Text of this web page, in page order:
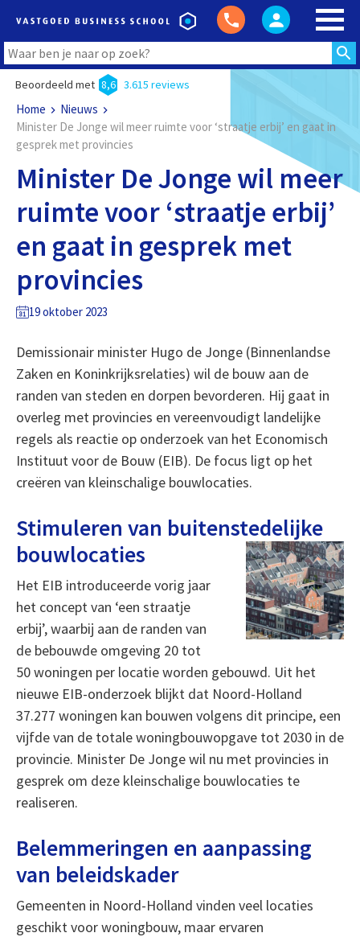
Beoordeeld met 8,6 3.615 reviews
Home
Nieuws
Minister De Jonge wil meer ruimte voor ‘straatje erbij’ en gaat in
gesprek met provincies
Minister De Jonge wil meer
ruimte voor ‘straatje erbij’
en gaat in gesprek met
provincies
19 oktober 2023
Demissionair minister Hugo de Jonge (Binnenlandse
Zaken en Koninkrijksrelaties) wil de bouw aan de
randen van steden en dorpen bevorderen. Hij gaat in
overleg met provincies en vereenvoudigt landelijke
regels als reactie op onderzoek van het Economisch
Instituut voor de Bouw (EIB). De focus ligt op het
creëren van kleinschalige bouwlocaties.
Stimuleren van buitenstedelijke
bouwlocaties
Het EIB introduceerde vorig jaar
het concept van ‘een straatje
erbij’, waarbij aan de randen van
de bebouwde omgeving 20 tot
50 woningen per locatie worden gebouwd. Uit het
nieuwe EIB-onderzoek blijkt dat Noord-Holland
37.277 woningen kan bouwen volgens dit principe, een
vijfde van de totale woningbouwopgave tot 2030 in de
provincie. Minister De Jonge wil nu met provincies in
gesprek om deze kleinschalige bouwlocaties te
realiseren.
Belemmeringen en aanpassing
van beleidskader
Gemeenten in Noord-Holland vinden veel locaties
geschikt voor woningbouw, maar ervaren